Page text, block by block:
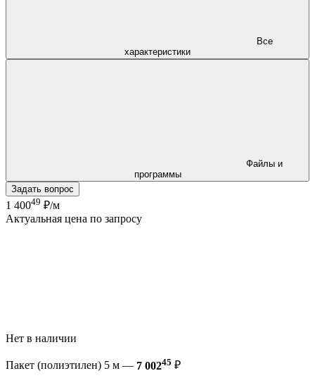
характеристики
программы
Задать вопрос
1 40049 ₽/м
Актуальная цена по запросу
Нет в наличии
Пакет (полиэтилен) 5 м — 7 00245 ₽